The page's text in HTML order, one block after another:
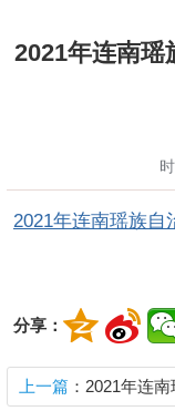
2021年连南瑶
2021年连南瑶族自
分享：
上一篇 ：2021年连